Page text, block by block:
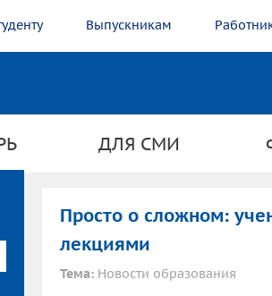
Выпускникам
ДЛЯ СМИ
Просто о сложном:
лекциями
Тема: Новости образования